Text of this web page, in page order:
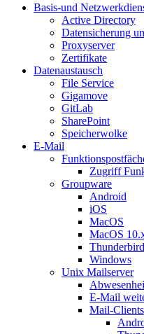
Basis-und
Active Directory
Datensicherung
Proxyserver
Zertifikate
Datenaustausch
File Service
Gigamove
GitLab
SharePoint
Speicherwolke
E-Mail
Zugriff
Groupware
Android
iOS
MacOS
MacOS
Thunderbird
Windows
Unix Mailserver
E-Mail
Mail-Clients